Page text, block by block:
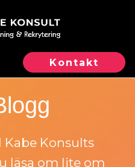
Kontakt
Konsults
läsa om lite om